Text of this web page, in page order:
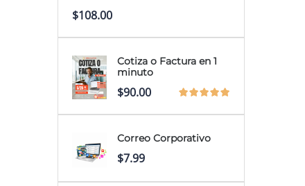
$108.00
Cotiza o Factura en 1
minuto
$90.00
Correo Corporativo
$7.99